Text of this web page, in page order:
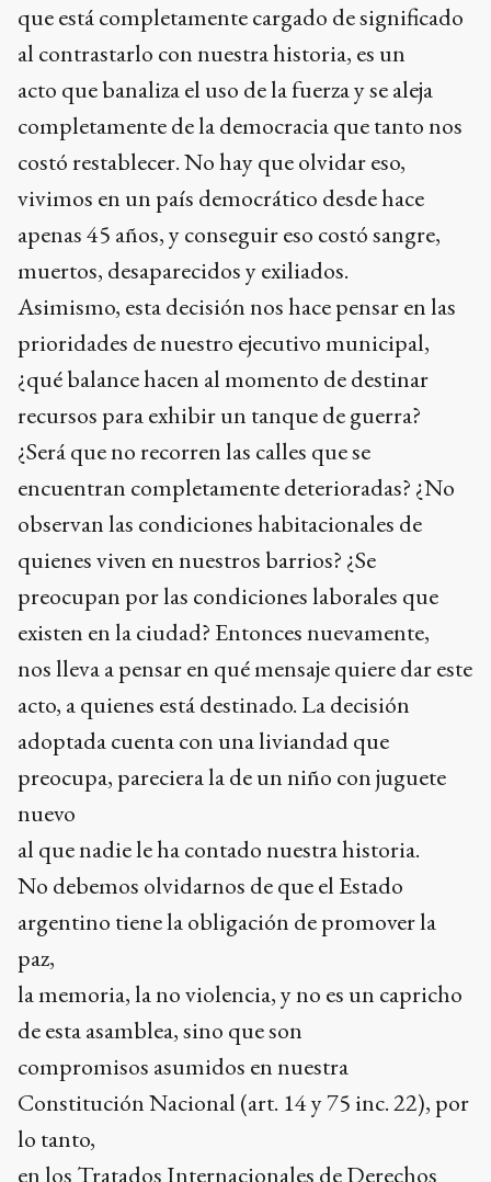
que está completamente cargado de significado
al contrastarlo con nuestra historia, es un
acto que banaliza el uso de la fuerza y se aleja
completamente de la democracia que tanto nos
costó restablecer. No hay que olvidar eso,
vivimos en un país democrático desde hace
apenas 45 años, y conseguir eso costó sangre,
muertos, desaparecidos y exiliados.
Asimismo, esta decisión nos hace pensar en las
prioridades de nuestro ejecutivo municipal,
¿qué balance hacen al momento de destinar
recursos para exhibir un tanque de guerra?
¿Será que no recorren las calles que se
encuentran completamente deterioradas? ¿No
observan las condiciones habitacionales de
quienes viven en nuestros barrios? ¿Se
preocupan por las condiciones laborales que
existen en la ciudad? Entonces nuevamente,
nos lleva a pensar en qué mensaje quiere dar este
acto, a quienes está destinado. La decisión
adoptada cuenta con una liviandad que
preocupa, pareciera la de un niño con juguete
nuevo
al que nadie le ha contado nuestra historia.
No debemos olvidarnos de que el Estado
argentino tiene la obligación de promover la
paz,
la memoria, la no violencia, y no es un capricho
de esta asamblea, sino que son
compromisos asumidos en nuestra
Constitución Nacional (art. 14 y 75 inc. 22), por
lo tanto,
en los Tratados Internacionales de Derechos